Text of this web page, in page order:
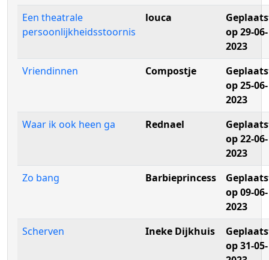
Een theatrale
persoonlijkheidsstoornis
louca
op 29-06-
2023
Vriendinnen
Compostje
op 25-06-
2023
Waar ik ook heen ga
Rednael
op 22-06-
2023
Zo bang
Barbieprincess
op 09-06-
2023
Scherven
Ineke Dijkhuis
op 31-05-